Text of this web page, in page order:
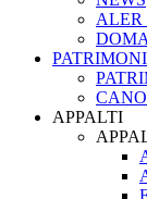
ALER
APPALTI